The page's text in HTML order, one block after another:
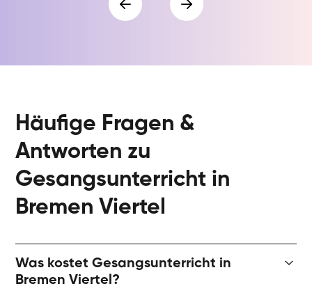
Häufige Fragen &
Antworten zu
Gesangsunterricht in
Bremen Viertel
Was kostet Gesangsunterricht in
Bremen Viertel?